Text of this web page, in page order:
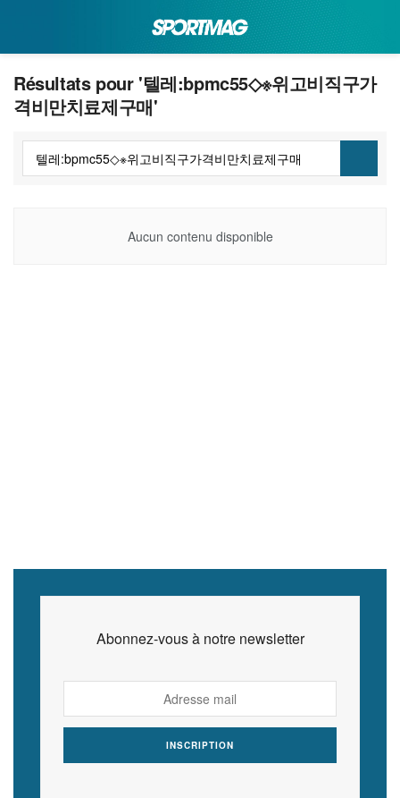
Résultats pour '텔레:bpmc55◇※위고비직구가
격비만치료제구매'
Aucun contenu disponible
Abonnez-vous à notre newsletter